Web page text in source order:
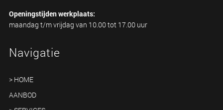
Openingstijden werkplaats:
maandag t/m vrijdag van 10.00 tot 17.00 uur
Navigatie
> HOME
AANBOD